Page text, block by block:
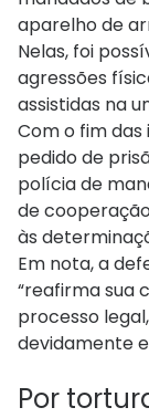
aparelho de
Nelas, foi
agressões
assistidas na
Com o fim das
pedido de
polícia de
de
às
Em nota, a
“reafirma sua
processo
devidamente
Por